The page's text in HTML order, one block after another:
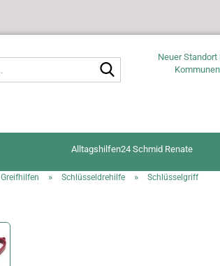
Neuer
Alltagshilfen24 Schmid Renate
Greifhilfen » Schlüsseldrehilfe » Schlüsselgriff